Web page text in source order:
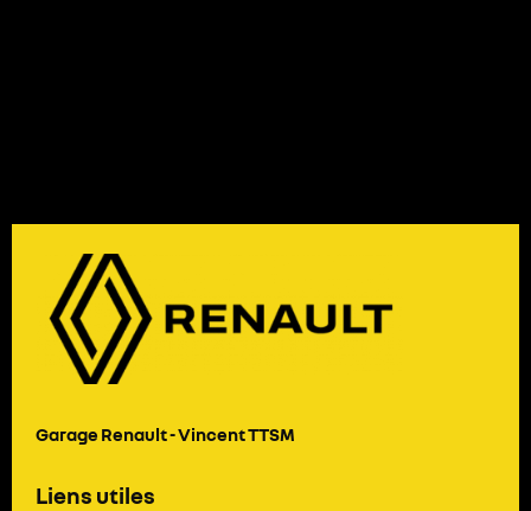
Garage Renault - Vincent TTSM
Liens utiles